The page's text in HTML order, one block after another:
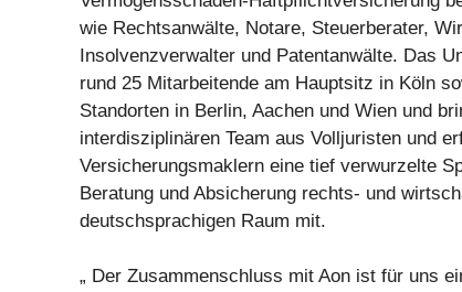
wie Rechtsanwälte, Notare, Steuerberater,
Insolvenzverwalter und Patentanwälte. Das
rund 25 Mitarbeitende am Hauptsitz in Köln
Standorten in Berlin, Aachen und Wien und
interdisziplinären Team aus Volljuristen und
Versicherungsmaklern eine tief verwurzelte
Beratung und Absicherung rechts- und
deutschsprachigen Raum mit.
„ Der Zusammenschluss mit Aon ist für uns